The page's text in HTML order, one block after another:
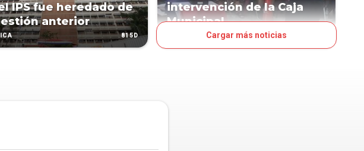
IPS fue heredado de
anterior
815D
intervención de la Caja
Municipal
Cargar más noticias